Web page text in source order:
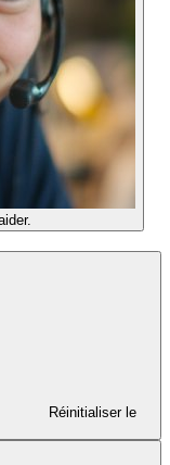
Réinitialiser le